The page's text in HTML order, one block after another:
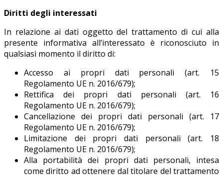
Diritti degli interessati
In relazione ai dati oggetto del trattamento di cui alla
presente informativa all’interessato è riconosciuto in
qualsiasi momento il diritto di:
Accesso ai propri dati personali (art. 15
Regolamento UE n. 2016/679);
Rettifica dei propri dati personali (art. 16
Regolamento UE n. 2016/679);
Cancellazione dei propri dati personali (art. 17
Regolamento UE n. 2016/679);
Limitazione dei propri dati personali (art. 18
Regolamento UE n. 2016/679);
Alla portabilità dei propri dati personali, intesa
come diritto ad ottenere dal titolare del trattamento